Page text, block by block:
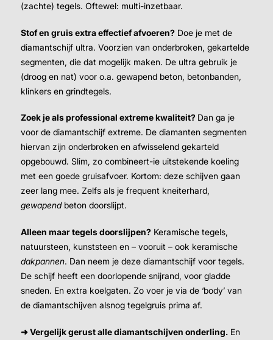
(zachte) tegels. Oftewel: multi-inzetbaar.
Stof en gruis extra effectief afvoeren? Doe je met de
diamantschijf ultra. Voorzien van onderbroken, gekartelde
segmenten, die dat mogelijk maken. De ultra gebruik je
(droog en nat) voor o.a. gewapend beton, betonbanden,
klinkers en grindtegels.
Zoek je als professional extreme kwaliteit? Dan ga je
voor de diamantschijf extreme. De diamanten segmenten
hiervan zijn onderbroken en afwisselend gekarteld
opgebouwd. Slim, zo combineert-ie uitstekende koeling
met een goede gruisafvoer. Kortom: deze schijven gaan
zeer lang mee. Zelfs als je frequent kneiterhard,
gewapendbeton doorslijpt.
Alleen maar tegels doorslijpen? Keramische tegels,
natuursteen, kunststeen en – vooruit – ook keramische
dakpannen. Dan neem je deze diamantschijf voor tegels.
De schijf heeft een doorlopende snijrand, voor gladde
sneden. En extra koelgaten. Zo voer je via de ‘body’ van
de diamantschijven alsnog tegelgruis prima af.
➜ Vergelijk gerust alle diamantschijven onderling. En